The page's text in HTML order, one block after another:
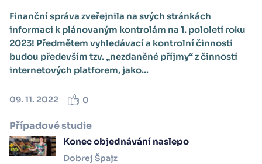
Finanční správa zveřejnila na svých stránkách
informaci k plánovaným kontrolám na 1. pololetí roku
2023! Předmětem vyhledávací a kontrolní činnosti
budou především tzv. „nezdaněné příjmy“ z činností
internetových platforem, jako...
09. 11. 2022 0
Případové studie
Konec objednávání naslepo
Dobrej Špajz